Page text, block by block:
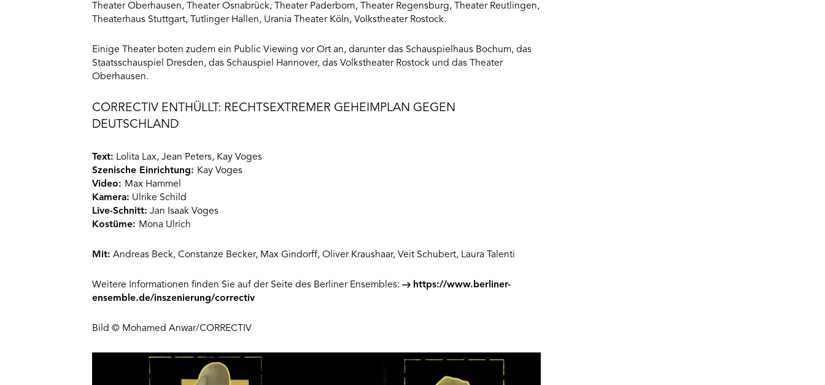
Theater Oberhausen, Theater Osnabrück, Theater Paderborn, Theater Regensburg, Theater Reutlingen,
Theaterhaus Stuttgart, Tutlinger Hallen, Urania Theater Köln, Volkstheater Rostock.
Einige Theater boten zudem ein Public Viewing vor Ort an, darunter das Schauspielhaus Bochum, das
Staatsschauspiel Dresden, das Schauspiel Hannover, das Volkstheater Rostock und das Theater
Oberhausen.
CORRECTIV ENTHÜLLT: RECHTSEXTREMER GEHEIMPLAN GEGEN
DEUTSCHLAND
Text: Lolita Lax, Jean Peters, Kay Voges
Szenische Einrichtung: Kay Voges
Video: Max Hammel
Kamera: Ulrike Schild
Live-Schnitt: Jan Isaak Voges
Kostüme: Mona Ulrich
Mit: Andreas Beck, Constanze Becker, Max Gindorff, Oliver Kraushaar, Veit Schubert, Laura Talenti
Weitere Informationen finden Sie auf der Seite des Berliner Ensembles:
https://www.berliner-
ensemble.de/inszenierung/correctiv
Bild © Mohamed Anwar/CORRECTIV